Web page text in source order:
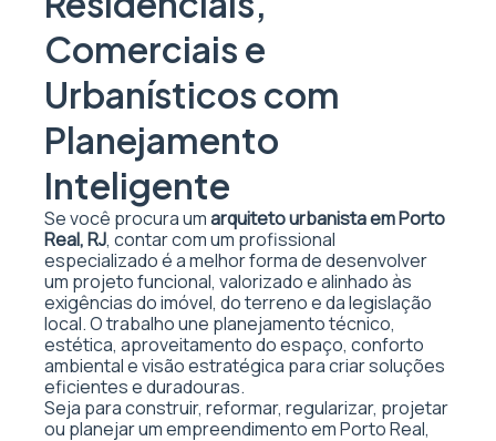
Comerciais e
Urbanísticos com
Planejamento
Inteligente
Se você procura umarquiteto urbanista em Porto
Real, RJ, contar com um profissional
especializado é a melhor forma de desenvolver
um projeto funcional, valorizado e alinhado às
exigências do imóvel, do terreno e da legislação
local. O trabalho une planejamento técnico,
estética, aproveitamento do espaço, conforto
ambiental e visão estratégica para criar soluções
eficientes e duradouras.
Seja para construir, reformar, regularizar, projetar
ou planejar um empreendimento em Porto Real,